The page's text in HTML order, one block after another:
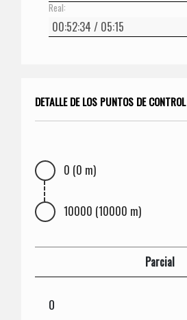
Real:
DETALLE DE LOS PUNTOS DE CONTROL
0 (0 m)
10000 (10000 m)
Parcial
0